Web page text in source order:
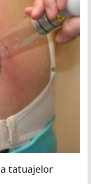
tatuajelor